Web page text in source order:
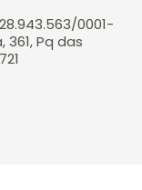
0001-
361, Pq das